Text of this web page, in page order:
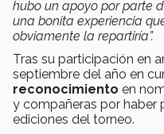
hubo un apoyo por parte
una bonita experiencia
obviamente la repartiría”.
Tras su participación en
septiembre del año en
reconocimiento en
y compañeras por haber
ediciones del torneo.